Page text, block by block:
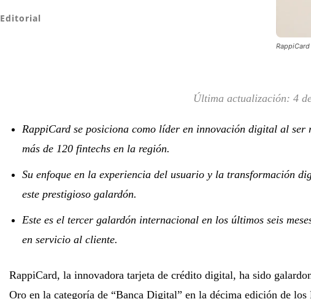
Editorial
Última actualización:4
RappiCard se posiciona como líder en innovación digital al ser
más de 120 fintechs en la región.
Su enfoque en la experiencia del usuario y la transformación
este prestigioso galardón.
Este es el tercer galardón internacional en los últimos seis
en servicio al cliente.
RappiCard, la innovadora tarjeta de crédito digital, ha sido
Oro en la categoría de “Banca Digital” en la décima edición de los